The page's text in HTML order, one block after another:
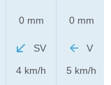
0 mm
SV
4 km/h
0 mm
V
5 km/h